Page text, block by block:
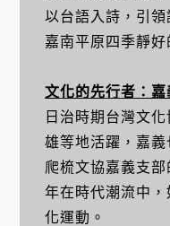
以台語入詩，引
嘉南平原四季靜好
文化的先行者：
日治時期台灣文
雄等地活躍，嘉
爬梳文協嘉義支
年在時代潮流中
化運動。